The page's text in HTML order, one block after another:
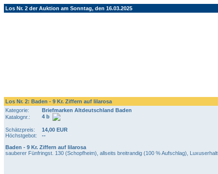
Los Nr. 2 der Auktion am Sonntag, den 16.03.2025
Los Nr. 2: Baden - 9 Kr. Ziffern auf lilarosa
Kategorie:
Briefmarken Altdeutschland Baden
Katalognr.:
4 b
Schätzpreis:
14,00 EUR
Höchstgebot:
--
Baden - 9 Kr. Ziffern auf lilarosa
sauberer Fünfringst. 130 (Schopfheim), allseits breitrandig (100 % Aufschlag),